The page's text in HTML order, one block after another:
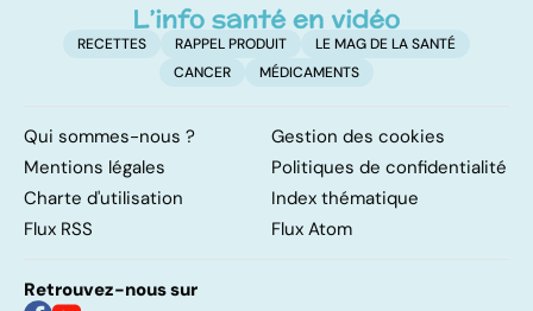
RECETTES RAPPEL PRODUIT
LE MAG DE LA SANTÉ
CANCER
MÉDICAMENTS
Qui sommes-nous ?
Gestion des cookies
Mentions légales
Politiques de confidentialité
Charte d'utilisation
Index thématique
Flux RSS
Flux Atom
Retrouvez-nous sur